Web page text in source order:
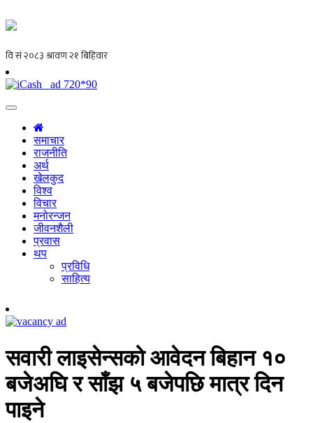
समाचार
राजनीति
अर्थ
खेलकुद
विश्व
विचार
मनोरन्जन
जीवनशैली
प्रवास
थप
प्रविधि
साहित्य
सवारी लाइसेन्सको आवेदन बिहान १०
बजेअघि र साँझ ५ बजेपछि मात्र दिन
पाइने